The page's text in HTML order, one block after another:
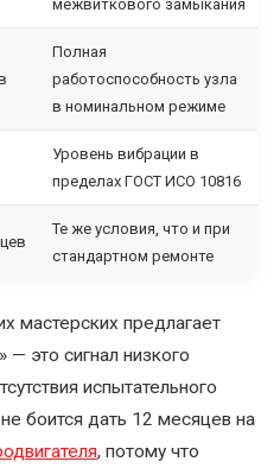
межвиткового замыкания
Полная
работоспособность узла
в номинальном режиме
Уровень вибрации в
пределах ГОСТ ИСО 10816
Те же условия, что и при
стандартном ремонте
мастерских предлагает
— это сигнал низкого
испытательного
боится дать 12 месяцев на
, потому что